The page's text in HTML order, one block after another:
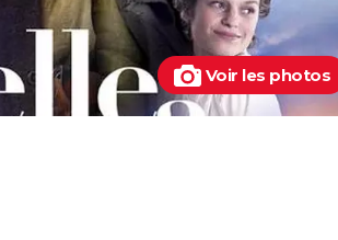
Voir les photos